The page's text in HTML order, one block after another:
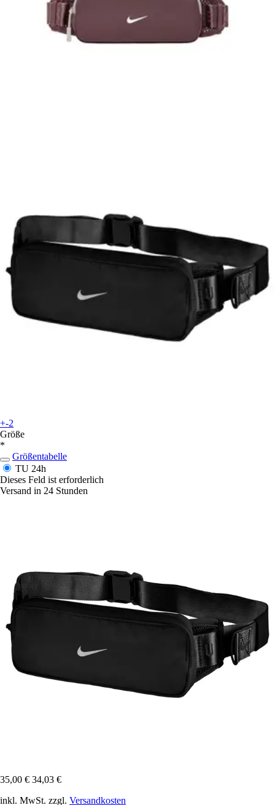
+-2
Größe
*
Größentabelle
TU 24h
Dieses Feld ist erforderlich
Versand in 24 Stunden
35,00 € 34,03 €
inkl. MwSt. zzgl. Versandkosten